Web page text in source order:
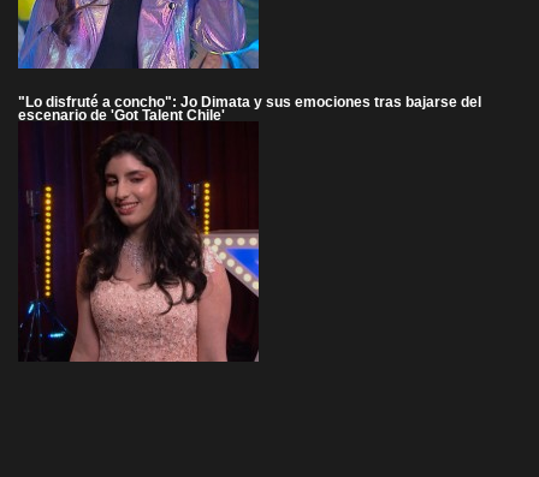
"Lo disfruté a concho": Jo Dimata y sus emociones tras bajarse del
escenario de 'Got Talent Chile'